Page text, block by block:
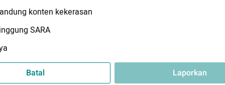
konten kekerasan
SARA
Batal Laporkan